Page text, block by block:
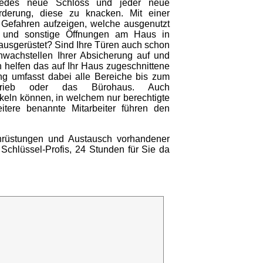
neue Schloss und jeder neue
diese zu knacken. Mit einer
aufzeigen, welche ausgenutzt
sonstige Öffnungen am Haus in
Sind Ihre Türen auch schon
Ihrer Absicherung auf und
helfen das auf Ihr Haus zugeschnittene
umfasst dabei alle Bereiche bis zum
oder das Bürohaus. Auch
können, in welchem nur berechtigte
benannte Mitarbeiter führen den
und Austausch vorhandener
Profis, 24 Stunden für Sie da